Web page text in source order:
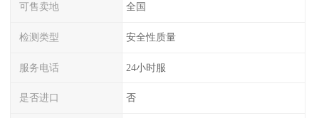
可售卖地 全国
检测类型 安全性质量
服务电话 24小时服
是否进口 否